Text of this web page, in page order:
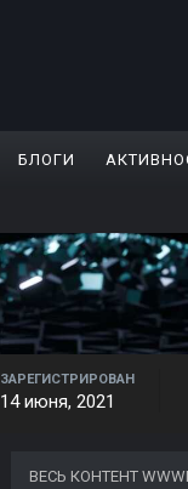
БЛОГИ
ЗАРЕГИСТРИРОВАН
14 июня, 2021
ВЕСЬ КОНТЕНТ